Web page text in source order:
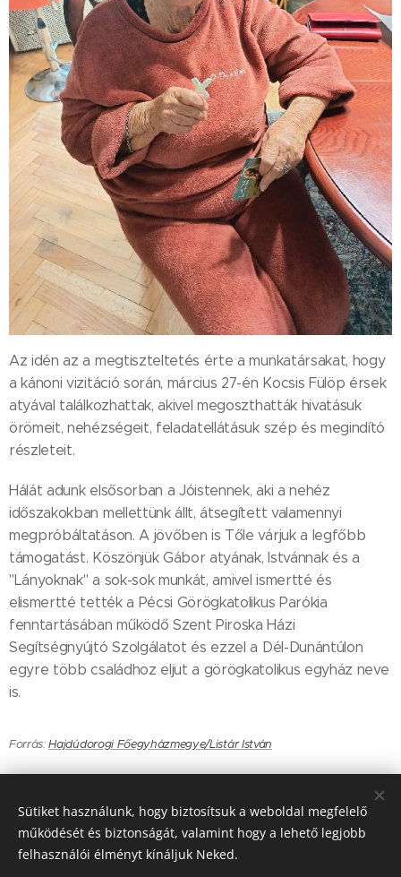
Az idén az a megtiszteltetés érte a munkatársakat, hogy
a kánoni vizitáció során, március 27-én Kocsis Fülöp érsek
atyával találkozhattak, akivel megoszthatták hivatásuk
örömeit, nehézségeit, feladatellátásuk szép és megindító
részleteit.
Hálát adunk elsősorban a Jóistennek, aki a nehéz
időszakokban mellettünk állt, átsegített valamennyi
megpróbáltatáson. A jövőben is Tőle várjuk a legfőbb
támogatást. Köszönjük Gábor atyának, Istvánnak és a
"Lányoknak" a sok-sok munkát, amivel ismertté és
elismertté tették a Pécsi Görögkatolikus Parókia
fenntartásában működő Szent Piroska Házi
Segítségnyújtó Szolgálatot és ezzel a Dél-Dunántúlon
egyre több családhoz eljut a görögkatolikus egyház neve
is.
Forrás:Hajdúdorogi Főegyházmegye/Listár István
Share
Sütiket használunk, hogy biztosítsuk a weboldal megfelelő
működését és biztonságát, valamint hogy a lehető legjobb
felhasználói élményt kínáljuk Neked.